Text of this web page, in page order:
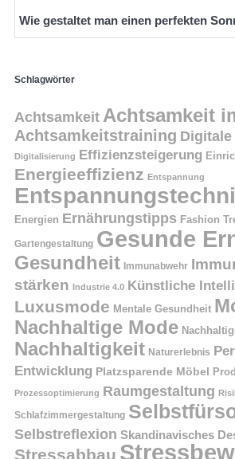
Wie gestaltet man einen perfekten
Schlagwörter
Achtsamkeit Achtsamkeit
Achtsamkeitstraining
Digitalisierung Effizienzsteigerung
Energieeffizienz Entspannung
Energien Ernährungstipps Fashion
Gartengestaltung Gesunde
Gesundheit Immunabwehr
stärken Industrie 4.0 Künstliche
Luxusmode Mentale Gesundheit
Nachhaltige Mode
Nachhaltigkeit Naturerlebnis
Entwicklung Platzsparende Möbel
Prozessoptimierung Raumgestaltung
Schlafzimmergestaltung
Selbstreflexion Skandinavisches
Stressabbau